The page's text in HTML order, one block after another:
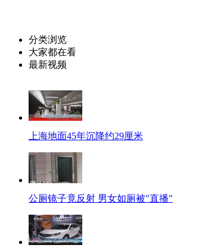
分类浏览
大家都在看
最新视频
上海地面45年沉降约29厘米
公厕镜子竟反射 男女如厕被"直播"